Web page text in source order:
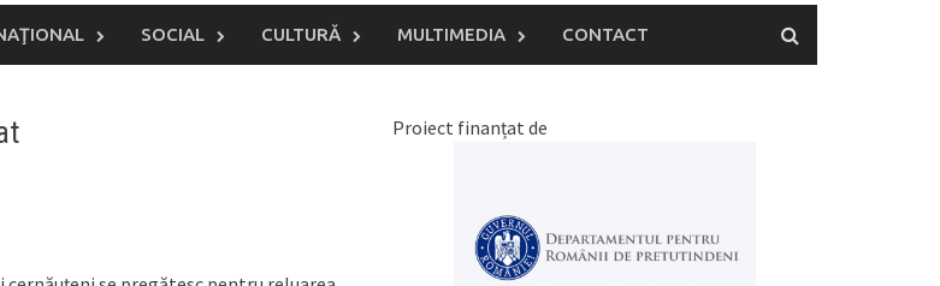
SOCIAL CULTURĂ MULTIMEDIA CONTACT
Proiect finanțat de